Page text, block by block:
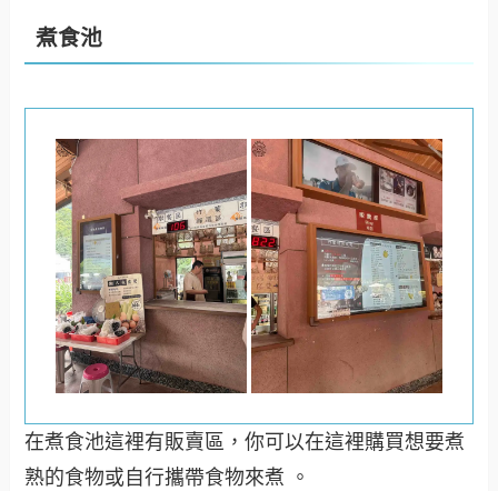
煮食池
在煮食池這裡有販賣區，你可以在這裡購買想要煮
熟的食物或自行攜帶食物來煮 。